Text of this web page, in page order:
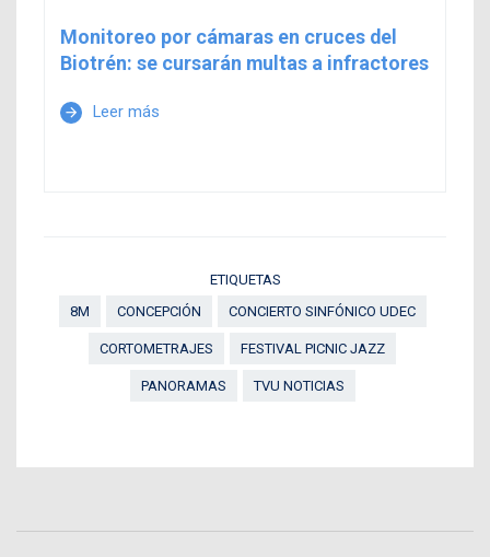
Monitoreo por cámaras en cruces del
Biotrén: se cursarán multas a infractores
arrow_forward Leer más
ETIQUETAS
8M
CONCEPCIÓN CONCIERTO SINFÓNICO UDEC
CORTOMETRAJES FESTIVAL PICNIC JAZZ
PANORAMAS TVU NOTICIAS